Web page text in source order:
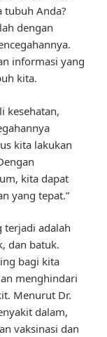
tubuh Anda?
dengan
informasi yang
kita.
kesehatan,
kita lakukan
kita dapat
yang tepat.”
terjadi adalah
dan batuk.
bagi kita
menghindari
Menurut Dr.
dalam,
vaksinasi dan